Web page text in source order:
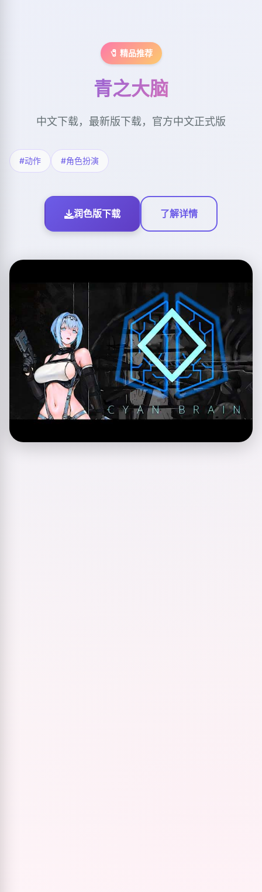
🧷 精品推荐
青之大脑
中文下载，最新版下载，官方中文正式版
#动作 #角色扮演
润色版下载 了解详情